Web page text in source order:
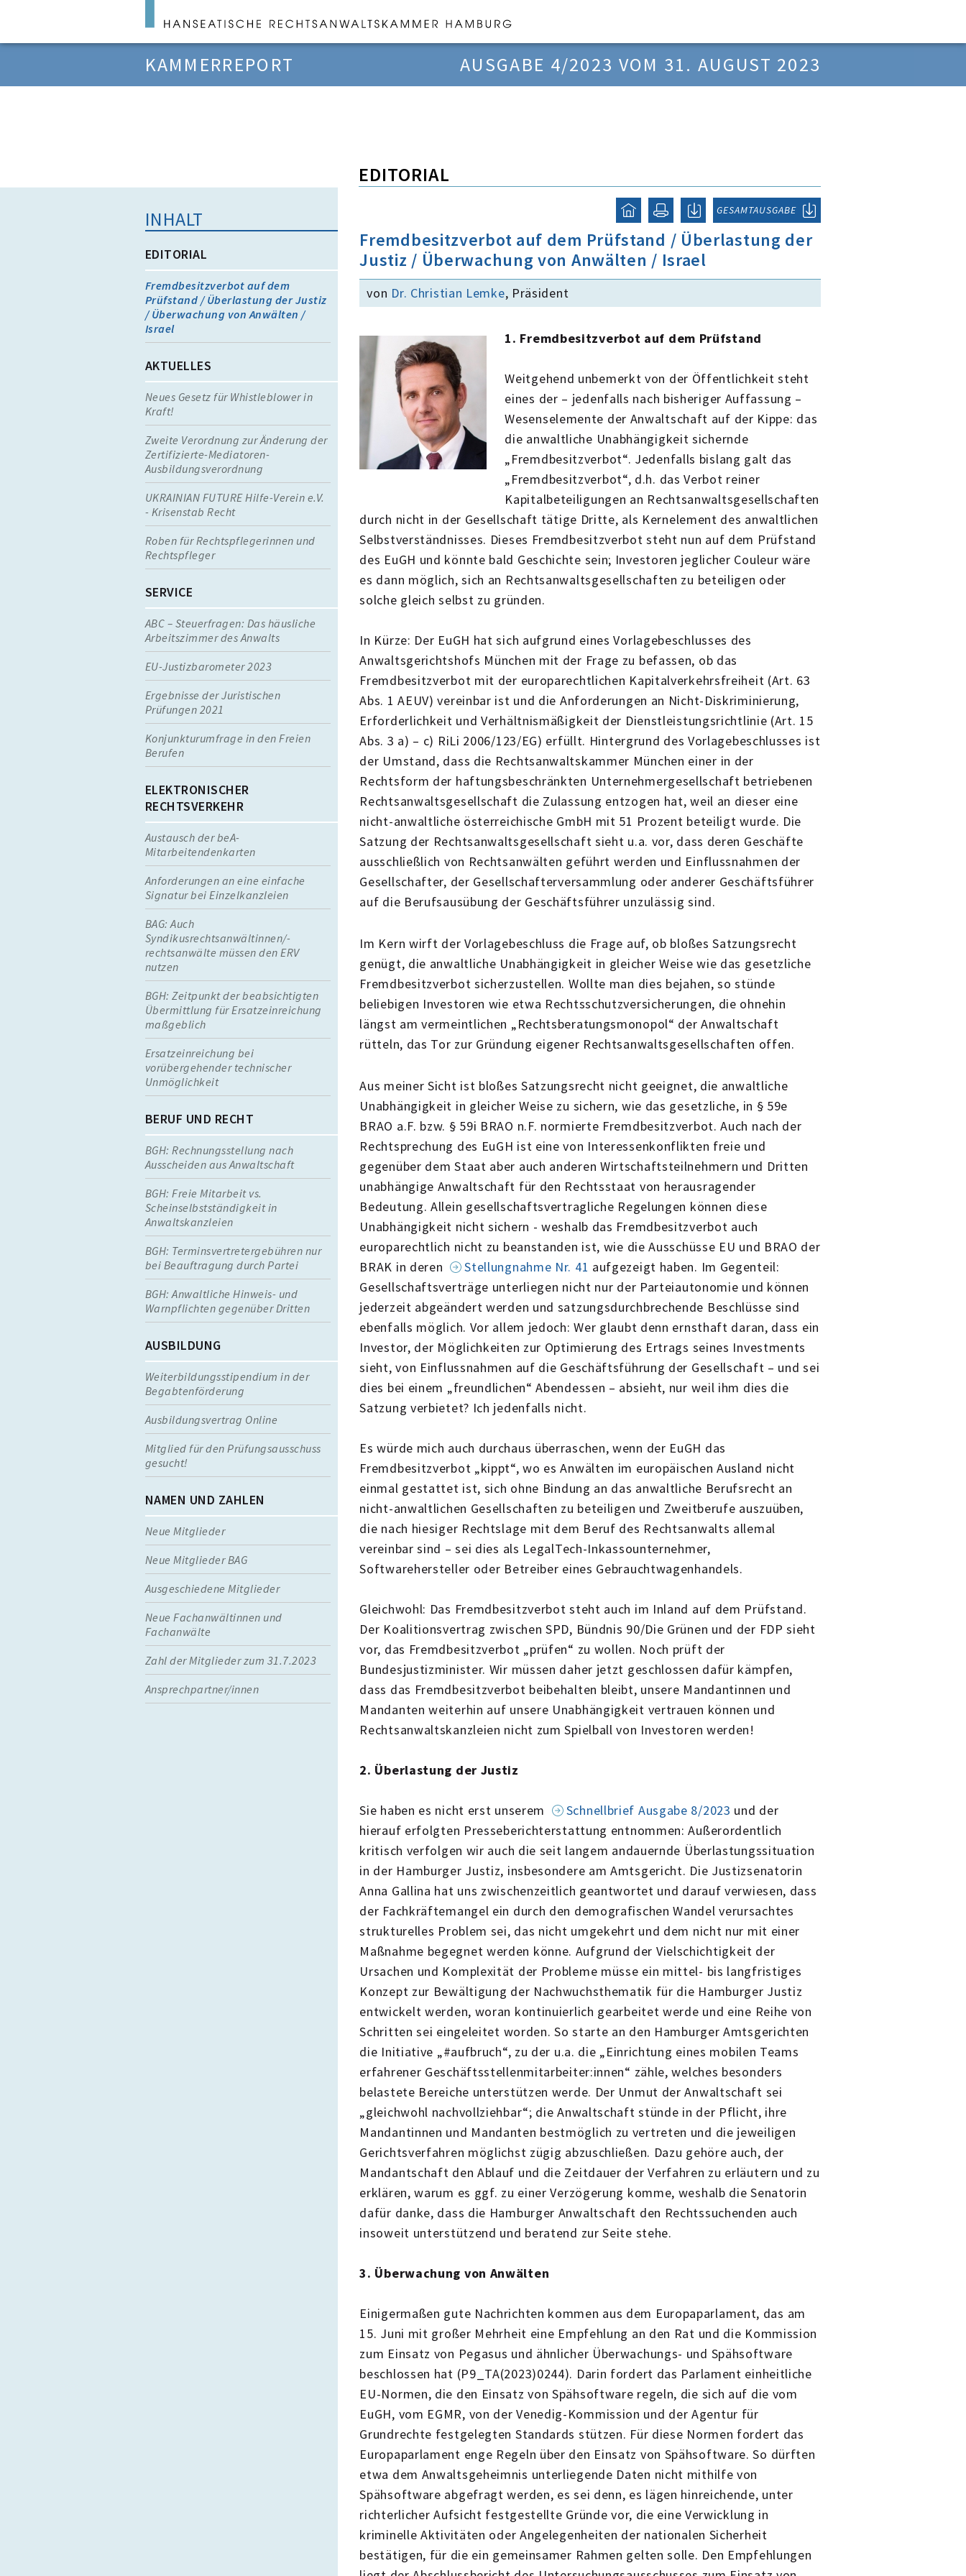
KAMMERREPORT AUSGABE 4/2023 VOM 31. AUGUST 2023
EDITORIAL
GESAMTAUSGABE
INHALT
EDITORIAL
Fremdbesitzverbot auf dem
Prüfstand / Überlastung der Justiz
/ Überwachung von Anwälten /
Israel
AKTUELLES
Neues Gesetz für Whistleblower in
Kraft!
Zweite Verordnung zur Änderung der
Zertifizierte-Mediatoren-
Ausbildungsverordnung
UKRAINIAN FUTURE Hilfe-Verein e.V.
- Krisenstab Recht
Roben für Rechtspflegerinnen und
Rechtspfleger
SERVICE
ABC – Steuerfragen: Das häusliche
Arbeitszimmer des Anwalts
EU-Justizbarometer 2023
Ergebnisse der Juristischen
Prüfungen 2021
Konjunkturumfrage in den Freien
Berufen
ELEKTRONISCHER
RECHTSVERKEHR
Austausch der beA-
Mitarbeitendenkarten
Anforderungen an eine einfache
Signatur bei Einzelkanzleien
BAG: Auch
Syndikusrechtsanwältinnen/-
rechtsanwälte müssen den ERV
nutzen
BGH: Zeitpunkt der beabsichtigten
Übermittlung für Ersatzeinreichung
maßgeblich
Ersatzeinreichung bei
vorübergehender technischer
Unmöglichkeit
BERUF UND RECHT
BGH: Rechnungsstellung nach
Ausscheiden aus Anwaltschaft
BGH: Freie Mitarbeit vs.
Scheinselbstständigkeit in
Anwaltskanzleien
BGH: Terminsvertretergebühren nur
bei Beauftragung durch Partei
BGH: Anwaltliche Hinweis- und
Warnpflichten gegenüber Dritten
AUSBILDUNG
Weiterbildungsstipendium in der
Begabtenförderung
Ausbildungsvertrag Online
Mitglied für den Prüfungsausschuss
gesucht!
NAMEN UND ZAHLEN
Neue Mitglieder
Neue Mitglieder BAG
Ausgeschiedene Mitglieder
Neue Fachanwältinnen und
Fachanwälte
Zahl der Mitglieder zum 31.7.2023
Ansprechpartner/innen
Fremdbesitzverbot auf dem Prüfstand / Überlastung der
Justiz / Überwachung von Anwälten / Israel
von Dr. Christian Lemke, Präsident
1. Fremdbesitzverbot auf dem Prüfstand
Weitgehend unbemerkt von der Öffentlichkeit steht
eines der – jedenfalls nach bisheriger Auffassung –
Wesenselemente der Anwaltschaft auf der Kippe: das
die anwaltliche Unabhängigkeit sichernde
„Fremdbesitzverbot“. Jedenfalls bislang galt das
„Fremdbesitzverbot“, d.h. das Verbot reiner
Kapitalbeteiligungen an Rechtsanwaltsgesellschaften
durch nicht in der Gesellschaft tätige Dritte, als Kernelement des anwaltlichen
Selbstverständnisses. Dieses Fremdbesitzverbot steht nun auf dem Prüfstand
des EuGH und könnte bald Geschichte sein; Investoren jeglicher Couleur wäre
es dann möglich, sich an Rechtsanwaltsgesellschaften zu beteiligen oder
solche gleich selbst zu gründen.
In Kürze: Der EuGH hat sich aufgrund eines Vorlagebeschlusses des
Anwaltsgerichtshofs München mit der Frage zu befassen, ob das
Fremdbesitzverbot mit der europarechtlichen Kapitalverkehrsfreiheit (Art. 63
Abs. 1 AEUV) vereinbar ist und die Anforderungen an Nicht-Diskriminierung,
Erforderlichkeit und Verhältnismäßigkeit der Dienstleistungsrichtlinie (Art. 15
Abs. 3 a) – c) RiLi 2006/123/EG) erfüllt. Hintergrund des Vorlagebeschlusses ist
der Umstand, dass die Rechtsanwaltskammer München einer in der
Rechtsform der haftungsbeschränkten Unternehmergesellschaft betriebenen
Rechtsanwaltsgesellschaft die Zulassung entzogen hat, weil an dieser eine
nicht-anwaltliche österreichische GmbH mit 51 Prozent beteiligt wurde. Die
Satzung der Rechtsanwaltsgesellschaft sieht u.a. vor, dass deren Geschäfte
ausschließlich von Rechtsanwälten geführt werden und Einflussnahmen der
Gesellschafter, der Gesellschafterversammlung oder anderer Geschäftsführer
auf die Berufsausübung der Geschäftsführer unzulässig sind.
Im Kern wirft der Vorlagebeschluss die Frage auf, ob bloßes Satzungsrecht
genügt, die anwaltliche Unabhängigkeit in gleicher Weise wie das gesetzliche
Fremdbesitzverbot sicherzustellen. Wollte man dies bejahen, so stünde
beliebigen Investoren wie etwa Rechtsschutzversicherungen, die ohnehin
längst am vermeintlichen „Rechtsberatungsmonopol“ der Anwaltschaft
rütteln, das Tor zur Gründung eigener Rechtsanwaltsgesellschaften offen.
Aus meiner Sicht ist bloßes Satzungsrecht nicht geeignet, die anwaltliche
Unabhängigkeit in gleicher Weise zu sichern, wie das gesetzliche, in § 59e
BRAO a.F. bzw. § 59i BRAO n.F. normierte Fremdbesitzverbot. Auch nach der
Rechtsprechung des EuGH ist eine von Interessenkonflikten freie und
gegenüber dem Staat aber auch anderen Wirtschaftsteilnehmern und Dritten
unabhängige Anwaltschaft für den Rechtsstaat von herausragender
Bedeutung. Allein gesellschaftsvertragliche Regelungen können diese
Unabhängigkeit nicht sichern - weshalb das Fremdbesitzverbot auch
europarechtlich nicht zu beanstanden ist, wie die Ausschüsse EU und BRAO der
BRAK in deren
Stellungnahme Nr. 41 aufgezeigt haben. Im Gegenteil:
Gesellschaftsverträge unterliegen nicht nur der Parteiautonomie und können
jederzeit abgeändert werden und satzungsdurchbrechende Beschlüsse sind
ebenfalls möglich. Vor allem jedoch: Wer glaubt denn ernsthaft daran, dass ein
Investor, der Möglichkeiten zur Optimierung des Ertrags seines Investments
sieht, von Einflussnahmen auf die Geschäftsführung der Gesellschaft – und sei
dies bei einem „freundlichen“ Abendessen – absieht, nur weil ihm dies die
Satzung verbietet? Ich jedenfalls nicht.
Es würde mich auch durchaus überraschen, wenn der EuGH das
Fremdbesitzverbot „kippt“, wo es Anwälten im europäischen Ausland nicht
einmal gestattet ist, sich ohne Bindung an das anwaltliche Berufsrecht an
nicht-anwaltlichen Gesellschaften zu beteiligen und Zweitberufe auszuüben,
die nach hiesiger Rechtslage mit dem Beruf des Rechtsanwalts allemal
vereinbar sind – sei dies als LegalTech-Inkassounternehmer,
Softwarehersteller oder Betreiber eines Gebrauchtwagenhandels.
Gleichwohl: Das Fremdbesitzverbot steht auch im Inland auf dem Prüfstand.
Der Koalitionsvertrag zwischen SPD, Bündnis 90/Die Grünen und der FDP sieht
vor, das Fremdbesitzverbot „prüfen“ zu wollen. Noch prüft der
Bundesjustizminister. Wir müssen daher jetzt geschlossen dafür kämpfen,
dass das Fremdbesitzverbot beibehalten bleibt, unsere Mandantinnen und
Mandanten weiterhin auf unsere Unabhängigkeit vertrauen können und
Rechtsanwaltskanzleien nicht zum Spielball von Investoren werden!
2. Überlastung der Justiz
Sie haben es nicht erst unserem Schnellbrief Ausgabe 8/2023 und der
hierauf erfolgten Presseberichterstattung entnommen: Außerordentlich
kritisch verfolgen wir auch die seit langem andauernde Überlastungssituation
in der Hamburger Justiz, insbesondere am Amtsgericht. Die Justizsenatorin
Anna Gallina hat uns zwischenzeitlich geantwortet und darauf verwiesen, dass
der Fachkräftemangel ein durch den demografischen Wandel verursachtes
strukturelles Problem sei, das nicht umgekehrt und dem nicht nur mit einer
Maßnahme begegnet werden könne. Aufgrund der Vielschichtigkeit der
Ursachen und Komplexität der Probleme müsse ein mittel- bis langfristiges
Konzept zur Bewältigung der Nachwuchsthematik für die Hamburger Justiz
entwickelt werden, woran kontinuierlich gearbeitet werde und eine Reihe von
Schritten sei eingeleitet worden. So starte an den Hamburger Amtsgerichten
die Initiative „#aufbruch“, zu der u.a. die „Einrichtung eines mobilen Teams
erfahrener Geschäftsstellenmitarbeiter:innen“ zähle, welches besonders
belastete Bereiche unterstützen werde. Der Unmut der Anwaltschaft sei
„gleichwohl nachvollziehbar“; die Anwaltschaft stünde in der Pflicht, ihre
Mandantinnen und Mandanten bestmöglich zu vertreten und die jeweiligen
Gerichtsverfahren möglichst zügig abzuschließen. Dazu gehöre auch, der
Mandantschaft den Ablauf und die Zeitdauer der Verfahren zu erläutern und zu
erklären, warum es ggf. zu einer Verzögerung komme, weshalb die Senatorin
dafür danke, dass die Hamburger Anwaltschaft den Rechtssuchenden auch
insoweit unterstützend und beratend zur Seite stehe.
3. Überwachung von Anwälten
Einigermaßen gute Nachrichten kommen aus dem Europaparlament, das am
15. Juni mit großer Mehrheit eine Empfehlung an den Rat und die Kommission
zum Einsatz von Pegasus und ähnlicher Überwachungs- und Spähsoftware
beschlossen hat (P9_TA(2023)0244). Darin fordert das Parlament einheitliche
EU-Normen, die den Einsatz von Spähsoftware regeln, die sich auf die vom
EuGH, vom EGMR, von der Venedig-Kommission und der Agentur für
Grundrechte festgelegten Standards stützen. Für diese Normen fordert das
Europaparlament enge Regeln über den Einsatz von Spähsoftware. So dürften
etwa dem Anwaltsgeheimnis unterliegende Daten nicht mithilfe von
Spähsoftware abgefragt werden, es sei denn, es lägen hinreichende, unter
richterlicher Aufsicht festgestellte Gründe vor, die eine Verwicklung in
kriminelle Aktivitäten oder Angelegenheiten der nationalen Sicherheit
bestätigen, für die ein gemeinsamer Rahmen gelten solle. Den Empfehlungen